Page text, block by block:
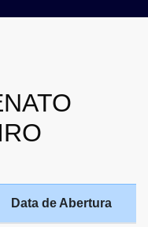
Data de Abertura